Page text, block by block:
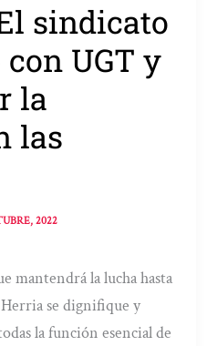
sindicato
UGT y
la
las
2022
mantendrá la lucha hasta
se dignifique y
la función esencial de